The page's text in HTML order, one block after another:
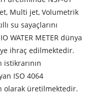
Multi jet, Volumetrik
su sayaçlarını
WATER METER dünya
ihraç edilmektedir.
ISO 4064
olarak üretilmektedir.